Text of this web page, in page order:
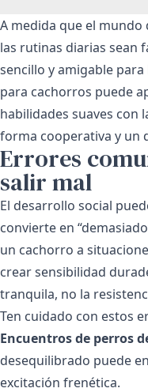
A medida que el
las rutinas diarias sean
sencillo y amigable
para cachorros puede
habilidades suaves con
forma cooperativa y un
Errores
salir mal
El desarrollo social
convierte en
un cachorro a
crear sensibilidad
tranquila, no la
Ten cuidado con estos
Encuentros de perros
desequilibrado puede
excitación frenética.